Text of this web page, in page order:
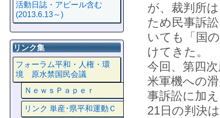
が、裁判所
ため民事訴
いても「国
けてきた。
今回、第四
米軍機への
事訴訟に加
21日の判決
活動日誌・アピール含む
(2013.6.13～)
リンク集
フォーラム平和・人権・環
境 原水禁国民会議
ＮｅｗｓＰａｐｅｒ
リンク 単産･県平和運動Ｃ